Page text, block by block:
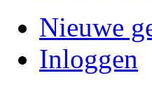
Nieuwe
Inloggen